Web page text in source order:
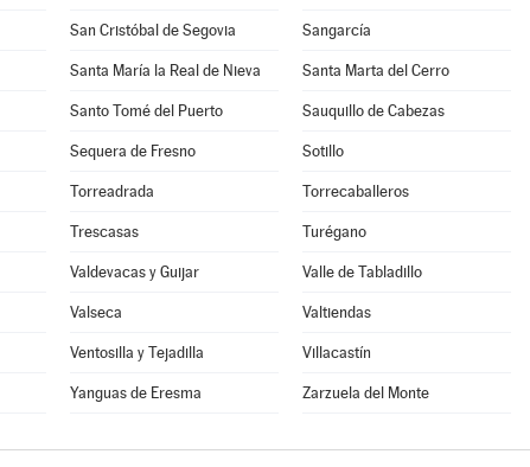
San Cristóbal de Segovia Sangarcía
Santa María la Real de Nieva Santa Marta del Cerro
Santo Tomé del Puerto Sauquillo de Cabezas
Sequera de Fresno Sotillo
Torreadrada Torrecaballeros
Trescasas Turégano
Valdevacas y Guijar Valle de Tabladillo
Valseca Valtiendas
Ventosilla y Tejadilla Villacastín
Yanguas de Eresma Zarzuela del Monte